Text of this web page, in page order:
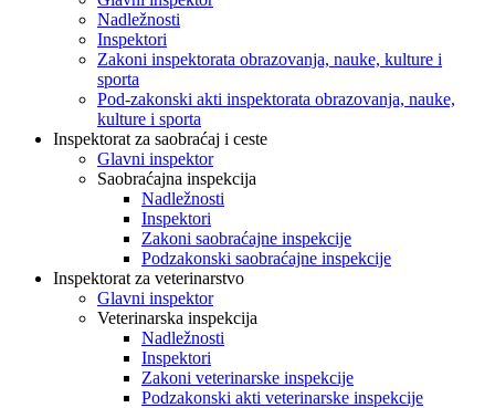
Nadležnosti
Inspektori
Zakoni inspektorata obrazovanja, nauke, kulture i
sporta
Pod-zakonski akti inspektorata obrazovanja, nauke,
kulture i sporta
Inspektorat za saobraćaj i ceste
Glavni inspektor
Saobraćajna inspekcija
Nadležnosti
Inspektori
Zakoni saobraćajne inspekcije
Podzakonski saobraćajne inspekcije
Inspektorat za veterinarstvo
Glavni inspektor
Veterinarska inspekcija
Nadležnosti
Inspektori
Zakoni veterinarske inspekcije
Podzakonski akti veterinarske inspekcije